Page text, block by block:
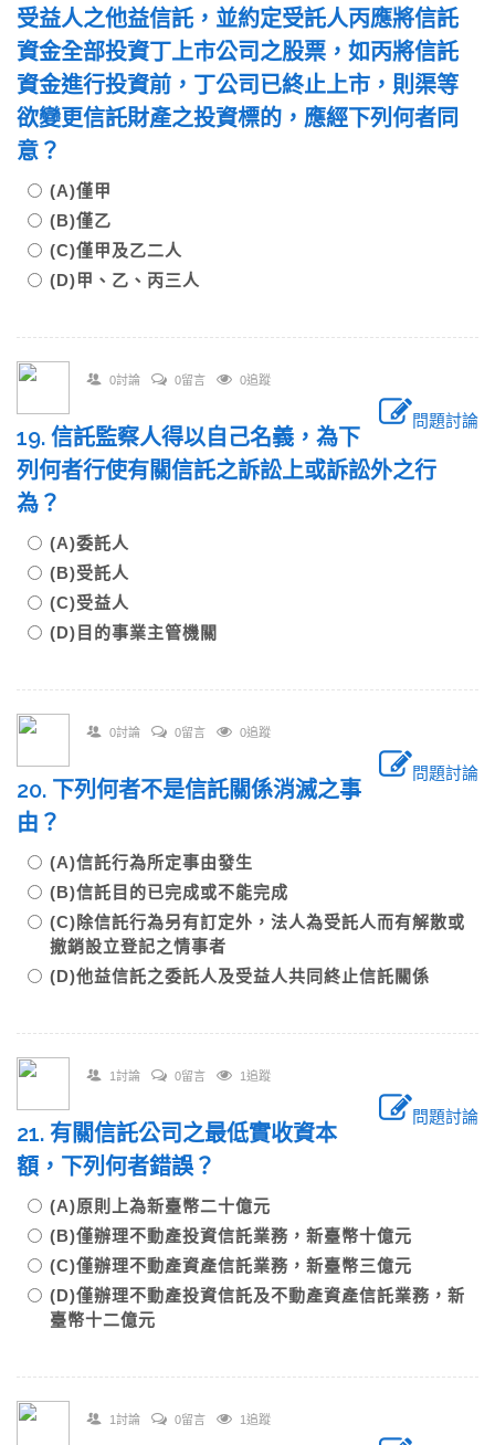
受益人之他益信託，並約定受託人丙應將信託
資金全部投資丁上市公司之股票，如丙將信託
資金進行投資前，丁公司已終止上市，則渠等
欲變更信託財產之投資標的，應經下列何者同
意？
(A)僅甲
(B)僅乙
(C)僅甲及乙二人
(D)甲、乙、丙三人
0討論 0留言 0追蹤
問題討論
19. 信託監察人得以自己名義，為下
列何者行使有關信託之訴訟上或訴訟外之行
為？
(A)委託人
(B)受託人
(C)受益人
(D)目的事業主管機關
0討論 0留言 0追蹤
問題討論
20. 下列何者不是信託關係消滅之事
由？
(A)信託行為所定事由發生
(B)信託目的已完成或不能完成
(C)除信託行為另有訂定外，法人為受託人而有解散或
撤銷設立登記之情事者
(D)他益信託之委託人及受益人共同終止信託關係
1討論 0留言 1追蹤
問題討論
21. 有關信託公司之最低實收資本
額，下列何者錯誤？
(A)原則上為新臺幣二十億元
(B)僅辦理不動產投資信託業務，新臺幣十億元
(C)僅辦理不動產資產信託業務，新臺幣三億元
(D)僅辦理不動產投資信託及不動產資產信託業務，新
臺幣十二億元
1討論 0留言 1追蹤